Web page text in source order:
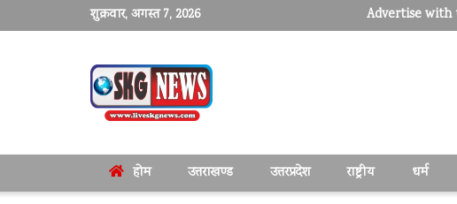
शुक्रवार, अगस्त 7, 2026 Advertise with
होम उत्तराखण्ड उत्तरप्रदेश राष्ट्रीय धर्म